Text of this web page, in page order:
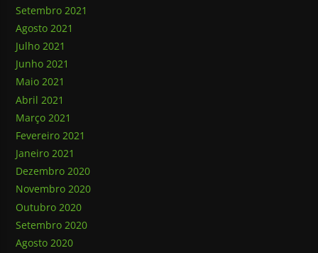
Setembro 2021
Agosto 2021
Julho 2021
Junho 2021
Maio 2021
Abril 2021
Março 2021
Fevereiro 2021
Janeiro 2021
Dezembro 2020
Novembro 2020
Outubro 2020
Setembro 2020
Agosto 2020